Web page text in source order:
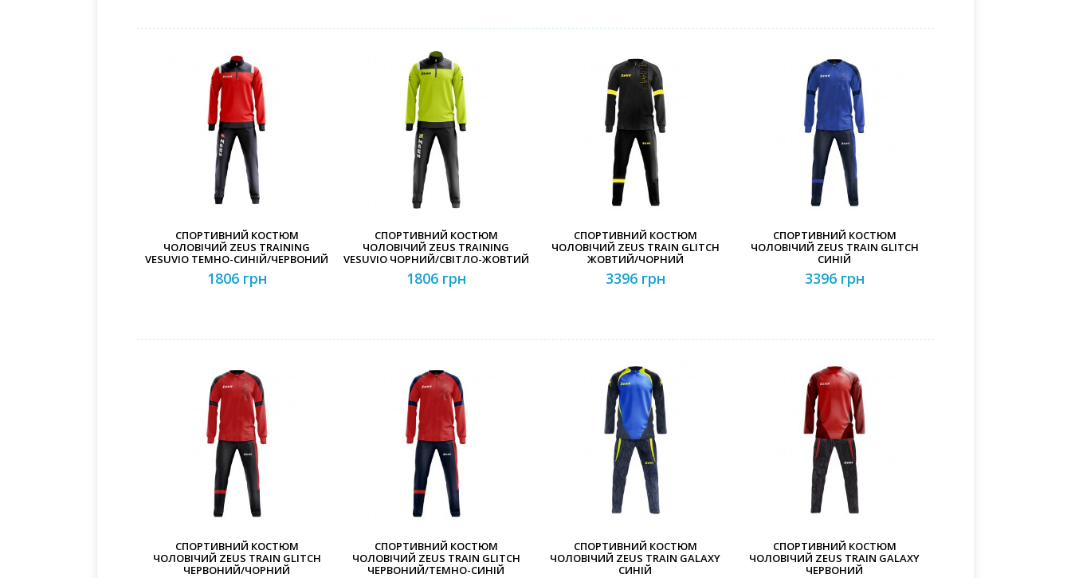
СПОРТИВНИЙ КОСТЮМ
ЧОЛОВІЧИЙ ZEUS TRAINING
VESUVIO ТЕМНО-СИНІЙ/ЧЕРВОНИЙ
1806 грн
СПОРТИВНИЙ КОСТЮМ
ЧОЛОВІЧИЙ ZEUS TRAINING
VESUVIO ЧОРНИЙ/СВІТЛО-ЖОВТИЙ
1806 грн
СПОРТИВНИЙ КОСТЮМ
ЧОЛОВІЧИЙ ZEUS TRAIN GLITCH
ЖОВТИЙ/ЧОРНИЙ
3396 грн
СПОРТИВНИЙ КОСТЮМ
ЧОЛОВІЧИЙ ZEUS TRAIN GLITCH
СИНІЙ
3396 грн
СПОРТИВНИЙ КОСТЮМ
ЧОЛОВІЧИЙ ZEUS TRAIN GLITCH
ЧЕРВОНИЙ/ЧОРНИЙ
СПОРТИВНИЙ КОСТЮМ
ЧОЛОВІЧИЙ ZEUS TRAIN GLITCH
ЧЕРВОНИЙ/ТЕМНО-СИНІЙ
СПОРТИВНИЙ КОСТЮМ
ЧОЛОВІЧИЙ ZEUS TRAIN GALAXY
СИНІЙ
СПОРТИВНИЙ КОСТЮМ
ЧОЛОВІЧИЙ ZEUS TRAIN GALAXY
ЧЕРВОНИЙ